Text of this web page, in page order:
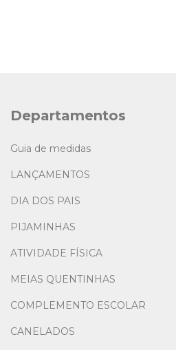
Departamentos
Guia de medidas
LANÇAMENTOS
DIA DOS PAIS
PIJAMINHAS
ATIVIDADE FÍSICA
MEIAS QUENTINHAS
COMPLEMENTO ESCOLAR
CANELADOS